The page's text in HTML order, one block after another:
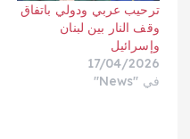
ترحيب عربي ودولي باتفاق
وقف النار بين لبنان
وإسرائيل
17/04/2026
في "News"